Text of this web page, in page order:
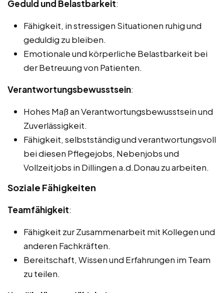
Geduld und Belastbarkeit:
Fähigkeit, in stressigen Situationen ruhig und
geduldig zu bleiben.
Emotionale und körperliche Belastbarkeit bei
der Betreuung von Patienten.
Verantwortungsbewusstsein:
Hohes Maß an Verantwortungsbewusstsein und
Zuverlässigkeit.
Fähigkeit, selbstständig und verantwortungsvoll
bei diesen Pflegejobs, Nebenjobs und
Vollzeitjobs in Dillingen a.d.Donau zu arbeiten.
Soziale Fähigkeiten
Teamfähigkeit:
Fähigkeit zur Zusammenarbeit mit Kollegen und
anderen Fachkräften.
Bereitschaft, Wissen und Erfahrungen im Team
zu teilen.